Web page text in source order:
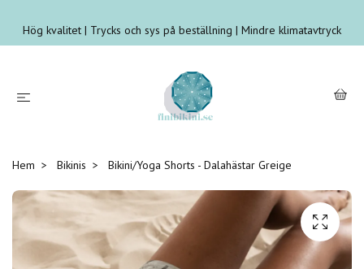
Hög kvalitet | Trycks och sys på beställning | Mindre klimatavtryck
Hem Bikinis Bikini/Yoga Shorts - Dalahästar Greige